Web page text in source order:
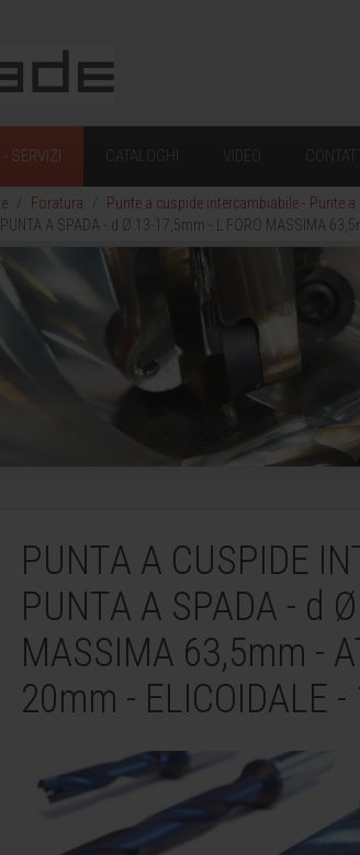
SERVIZI CATALOGHI VIDEO CONTATTI
Foratura
Punte a cuspide intercambiabile - Punte a
PUNTA A SPADA - d Ø 13-17,5mm - L FORO MASSIMA
Apm-Trade Soluzioni per
PUNTA A CUSPIDE
PUNTA A SPADA - d
MASSIMA 63,5mm -
20mm - ELICOIDALE